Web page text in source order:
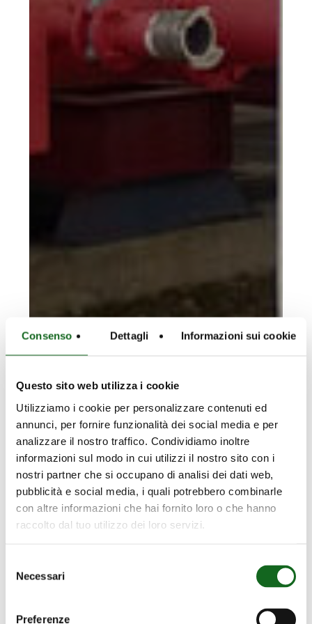
Consenso Dettagli Informazioni sui cookie
Questo sito web utilizza i cookie
Utilizziamo i cookie per personalizzare contenuti ed
annunci, per fornire funzionalità dei social media e per
analizzare il nostro traffico. Condividiamo inoltre
informazioni sul modo in cui utilizzi il nostro sito con i
nostri partner che si occupano di analisi dei dati web,
pubblicità e social media, i quali potrebbero combinarle
con altre informazioni che hai fornito loro o che hanno
raccolto dal tuo utilizzo dei loro servizi.
delNecessari
Preferenze